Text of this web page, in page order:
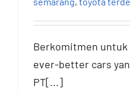
Berkomitmen
ever-better cars
PT[...]